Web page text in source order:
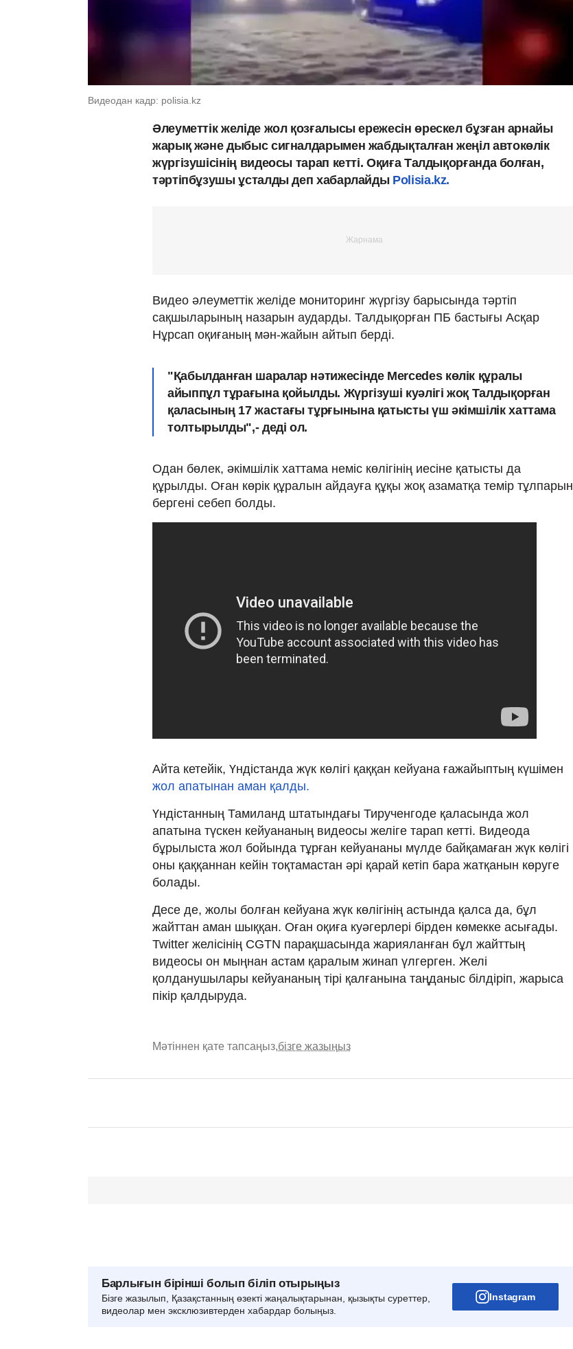
Видеодан кадр: polisia.kz
Әлеуметтік желіде жол қозғалысы ережесін өрескел бұзған арнайы
жарық және дыбыс сигналдарымен жабдықталған жеңіл автокөлік
жүргізушісінің видеосы тарап кетті. Оқиға Талдықорғанда болған,
тәртіпбұзушы ұсталды деп хабарлайды Polisia.kz.
Видео әлеуметтік желіде мониторинг жүргізу барысында тәртіп
сақшыларының назарын аударды. Талдықорған ПБ бастығы Асқар
Нұрсап оқиғаның мән-жайын айтып берді.
"Қабылданған шаралар нәтижесінде Mercedes көлік құралы
айыппұл тұрағына қойылды. Жүргізуші куәлігі жоқ Талдықорған
қаласының 17 жастағы тұрғынына қатысты үш әкімшілік хаттама
толтырылды",- деді ол.
Одан бөлек, әкімшілік хаттама неміс көлігінің иесіне қатысты да
құрылды. Оған көрік құралын айдауға құқы жоқ азаматқа темір тұлпарын
бергені себеп болды.
Айта кетейік, Үндістанда жүк көлігі қаққан кейуана ғажайыптың күшімен
жол апатынан аман қалды.
Үндістанның Тамиланд штатындағы Тирученгоде қаласында жол
апатына түскен кейуананың видеосы желіге тарап кетті. Видеода
бұрылыста жол бойында тұрған кейуананы мүлде байқамаған жүк көлігі
оны қаққаннан кейін тоқтамастан әрі қарай кетіп бара жатқанын көруге
болады.
Десе де, жолы болған кейуана жүк көлігінің астында қалса да, бұл
жайттан аман шыққан. Оған оқиға куәгерлері бірден көмекке асығады.
Twitter желісінің CGTN парақшасында жарияланған бұл жайттың
видеосы он мыңнан астам қаралым жинап үлгерген. Желі
қолданушылары кейуананың тірі қалғанына таңданыс білдіріп, жарыса
пікір қалдыруда.
Мәтіннен қате тапсаңыз,бізге жазыңыз
Барлығын бірінші болып біліп отырыңыз
Бізге жазылып, Қазақстанның өзекті жаңалықтарынан, қызықты суреттер,
видеолар мен эксклюзивтерден хабардар болыңыз.
Instagram